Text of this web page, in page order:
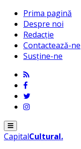
Prima pagină
Despre noi
Redacție
Contactează-ne
Susține-ne
Menu
CapitalCultural.